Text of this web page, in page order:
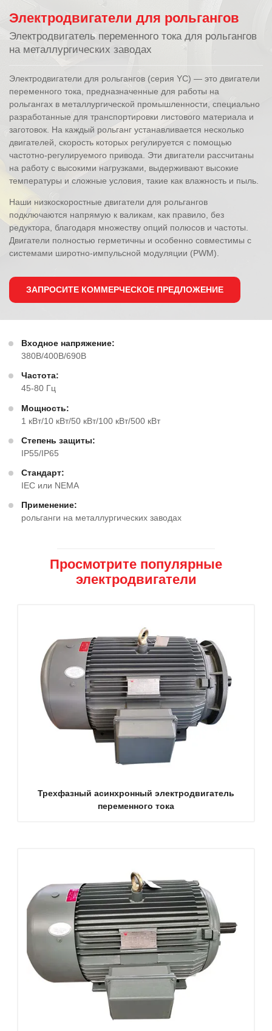
Электродвигатели для рольгангов
Электродвигатель переменного тока для рольгангов
на металлургических заводах
Электродвигатели для рольгангов (серия YC) — это двигатели
переменного тока, предназначенные для работы на
рольгангах в металлургической промышленности, специально
разработанные для транспортировки листового материала и
заготовок. На каждый рольганг устанавливается несколько
двигателей, скорость которых регулируется с помощью
частотно-регулируемого привода. Эти двигатели рассчитаны
на работу с высокими нагрузками, выдерживают высокие
температуры и сложные условия, такие как влажность и пыль.
Наши низкоскоростные двигатели для рольгангов
подключаются напрямую к валикам, как правило, без
редуктора, благодаря множеству опций полюсов и частоты.
Двигатели полностью герметичны и особенно совместимы с
системами широтно-импульсной модуляции (PWM).
ЗАПРОСИТЕ КОММЕРЧЕСКОЕ ПРЕДЛОЖЕНИЕ
Входное напряжение:
380В/400В/690В
Частота:
45-80 Гц
Мощность:
1 кВт/10 кВт/50 кВт/100 кВт/500 кВт
Степень защиты:
IP55/IP65
Стандарт:
IEC или NEMA
Применение:
рольганги на металлургических заводах
Просмотрите популярные
электродвигатели
Трехфазный асинхронный электродвигатель
переменного тока